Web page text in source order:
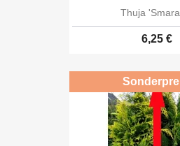
Thuja
6,25 €